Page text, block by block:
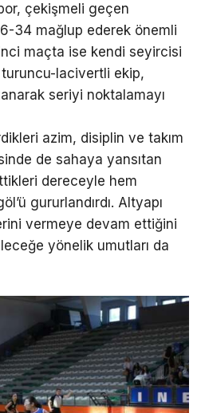
çekişmeli geçen
34 mağlup ederek önemli
maçta ise kendi seyircisi
lacivertli ekip,
seriyi noktalamayı
azim, disiplin ve takım
de sahaya yansıtan
dereceyle hem
gururlandırdı. Altyapı
vermeye devam ettiğini
yönelik umutları da